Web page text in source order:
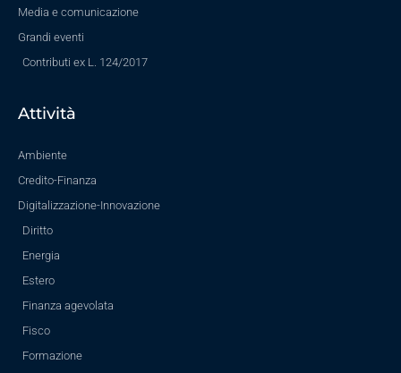
Media e comunicazione
Grandi eventi
Contributi ex L. 124/2017
Attività
Ambiente
Credito-Finanza
Digitalizzazione-Innovazione
Diritto
Energia
Estero
Finanza agevolata
Fisco
Formazione